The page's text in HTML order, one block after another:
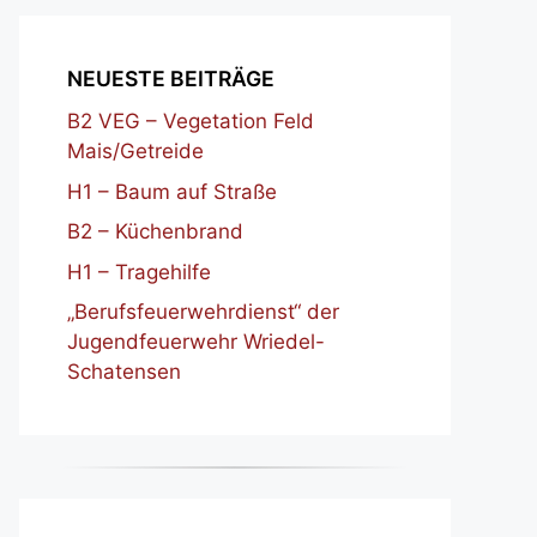
NEUESTE BEITRÄGE
B2 VEG – Vegetation Feld
Mais/Getreide
H1 – Baum auf Straße
B2 – Küchenbrand
H1 – Tragehilfe
„Berufsfeuerwehrdienst“ der
Jugendfeuerwehr Wriedel-
Schatensen